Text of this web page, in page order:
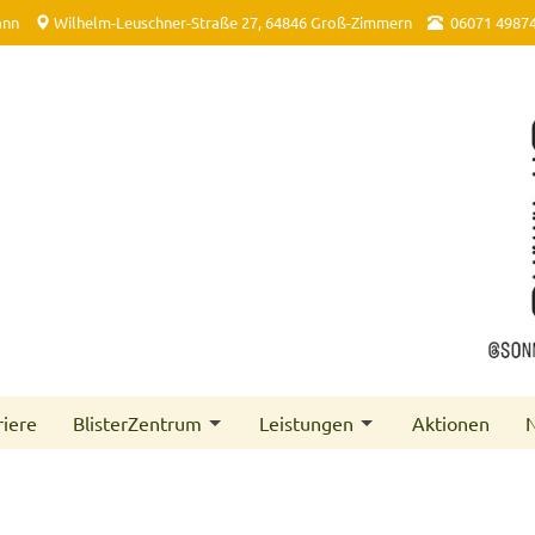
Wilhelm-Leuschner-Straße 27, 64846 Groß-Zimmern 06071
BlisterZentrum Leistungen Aktionen